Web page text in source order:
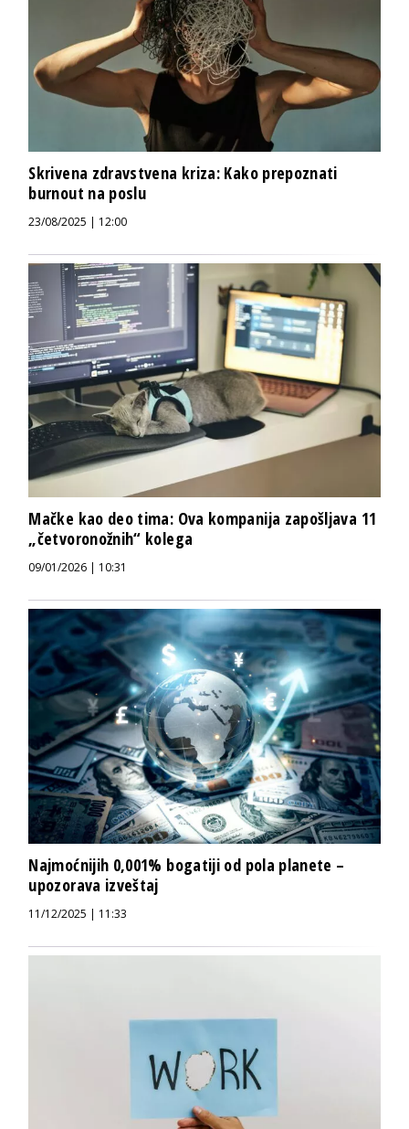
Skrivena zdravstvena kriza: Kako prepoznati
burnout na poslu
23/08/2025 | 12:00
Mačke kao deo tima: Ova kompanija zapošljava 11
„četvoronožnih“ kolega
09/01/2026 | 10:31
Najmoćnijih 0,001% bogatiji od pola planete –
upozorava izveštaj
11/12/2025 | 11:33